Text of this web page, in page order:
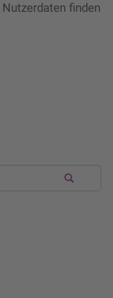
finden